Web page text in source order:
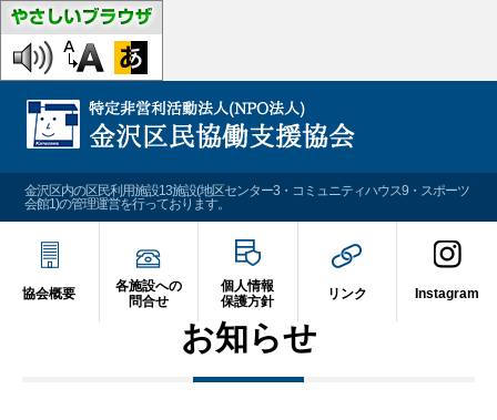
協会概要
各施設への
問合せ
個人情報
保護方針
リンク Instagram
金沢区内の区民利用施設13施設(地区センター3・コミュニティハウス9・スポーツ
会館1)の管理運営を行っております。
お知らせ